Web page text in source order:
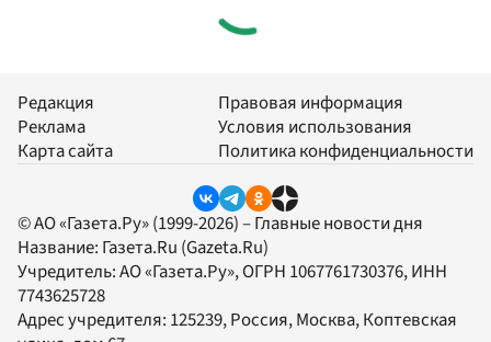
Редакция
Реклама
Карта сайта
Правовая информация
Условия использования
Политика конфиденциальности
© АО «Газета.Ру» (1999-2026) – Главные новости дня
Название: Газета.Ru (Gazeta.Ru)
Учредитель:АО «Газета.Ру», ОГРН 1067761730376, ИНН
7743625728
Адрес учредителя: 125239, Россия, Москва, Коптевская